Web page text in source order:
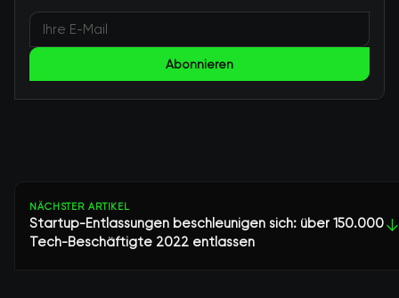
Abonnieren
NÄCHSTER ARTIKEL
Startup-Entlassungen beschleunigen sich: über 150.000
Tech-Beschäftigte 2022 entlassen
↓